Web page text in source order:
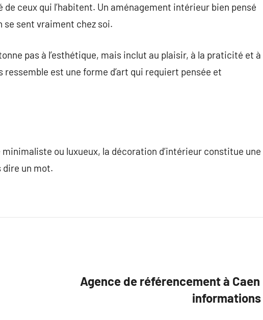
ceux qui l’habitent. Un aménagement intérieur bien pensé
se sent vraiment chez soi.
pas à l’esthétique, mais inclut au plaisir, à la praticité et à
est une forme d’art qui requiert pensée et
ou luxueux, la décoration d’intérieur constitue une
dire un mot.
Agence de référencement à